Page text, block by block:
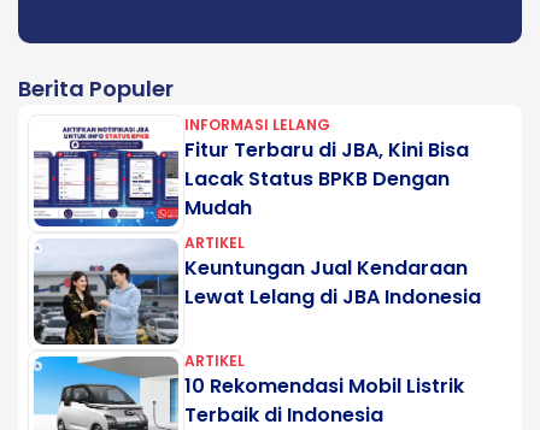
Berita Populer
INFORMASI LELANG
Fitur Terbaru di JBA, Kini Bisa
Lacak Status BPKB Dengan
Mudah
ARTIKEL
Keuntungan Jual Kendaraan
Lewat Lelang di JBA Indonesia
ARTIKEL
10 Rekomendasi Mobil Listrik
Terbaik di Indonesia